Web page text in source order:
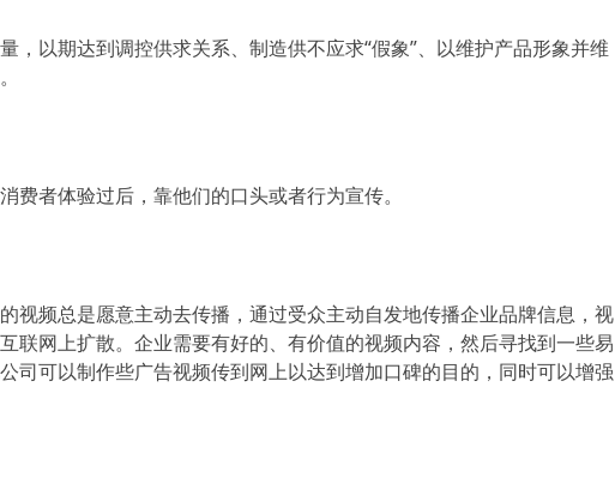
，以期达到调控供求关系、制造供不应求“假象”、以维护产品形象并维
费者体验过后，靠他们的口头或者行为宣传。
视频总是愿意主动去传播，通过受众主动自发地传播企业品牌信息，视
联网上扩散。企业需要有好的、有价值的视频内容，然后寻找到一些易
司可以制作些广告视频传到网上以达到增加口碑的目的，同时可以增强